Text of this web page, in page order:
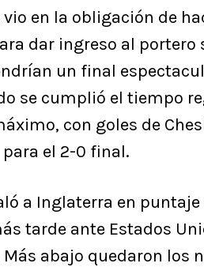
en la obligación de
dar ingreso al portero
un final
se cumplió el tiempo
con goles de
para el 2-0 final.
a Inglaterra en
tarde ante Estados
Más abajo quedaron los